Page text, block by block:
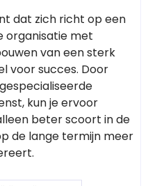
dat zich richt op een
organisatie met
van een sterk
voor succes. Door
kun je ervoor
beter scoort in de
de lange termijn meer